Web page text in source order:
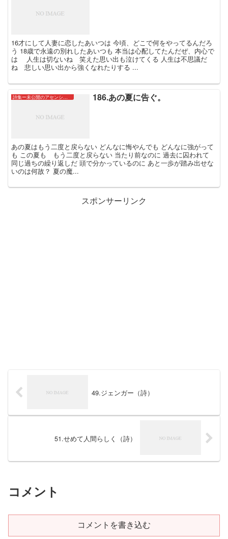
16才にして人妻に恋したあいつは 今頃、どこで何をやってるんだろ
う 18歳で永遠の別れしたあいつも 本当は心配してたんだぜ、内心で
は 人生は切ないね 笑えた思い出も泣けてくる 人生は不思議だ
ね 悲しい思い出から強くなれたりする ...
詩集ー未公開のアセンションたちー 186.あの夏に告ぐ。
あの夏はもう二度と戻らない どんなに悔やんでも どんなに強がって
も この夏も もう二度と戻らない 当たり前なのに 過去に囚われて
同じ過ちの繰り返しだ 頭で分かっているのに あと一歩が踏み出せな
いのは何故？ 夏の魔...
スポンサーリンク
49.ジェンガー（詩）
51.せめて人間らしく（詩）
コメント
コメントを書き込む